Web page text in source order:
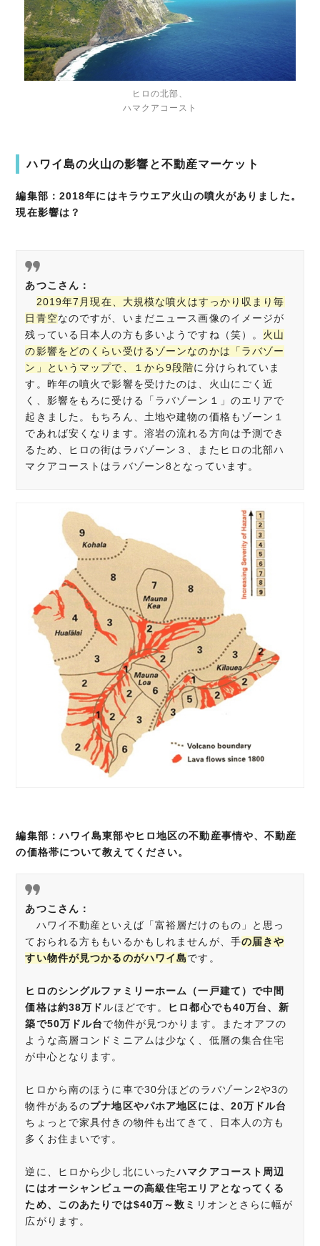
ヒロの北部、
​​​​ハマクアコースト
ハワイ島の火山の影響と不動産マーケット
編集部：2018年にはキラウエア火山の噴火がありました。
現在影響は？
あつこさん：
2019年7月現在、大規模な噴火はすっかり収まり毎
日青空なのですが、いまだニュース画像のイメージが
残っている日本人の方も多いようですね（笑）。 火山
の影響をどのくらい受けるゾーンなのかは「ラバゾー
ン」というマップで、１から9段階に分けられていま
す。昨年の噴火で影響を受けたのは、火山にごく近
く、影響をもろに受ける「ラバゾーン１」のエリアで
起きました。もちろん、土地や建物の価格もゾーン１
であれば安くなります。溶岩の流れる方向は予測でき
るため、ヒロの街はラバゾーン３、またヒロの北部ハ
マクアコーストはラバゾーン8となっています。
編集部：ハワイ島東部やヒロ地区の不動産事情や、不動産
の価格帯について教えてください。
あつこさん：
ハワイ不動産といえば「富裕層だけのもの」と思っ
ておられる方ももいるかもしれませんが、手の届きや
すい物件が見つかるのがハワイ島です。
ヒロのシングルファミリーホーム（一戸建て）で中間
価格は約38万ド ルほどです。
ヒロ都心でも40万台、新
築で50万ドル台で物件が見つかります。またオアフの
ような高層コンドミニアムは少なく、低層の集合住宅
が中心となります。
ヒロから南のほうに車で30分ほどのラバゾーン2や3の
物件があるのプナ地区やパホア地区には、20万ドル台
ちょっとで家具付きの物件も出てきて、日本人の方も
多くお住まいです。
逆に、ヒロから少し北にいったハマクアコースト周辺
にはオーシャンビューの高級住宅エリアとなってくる
ため、このあたりでは$40万～数ミ リオンとさらに幅が
広がります。